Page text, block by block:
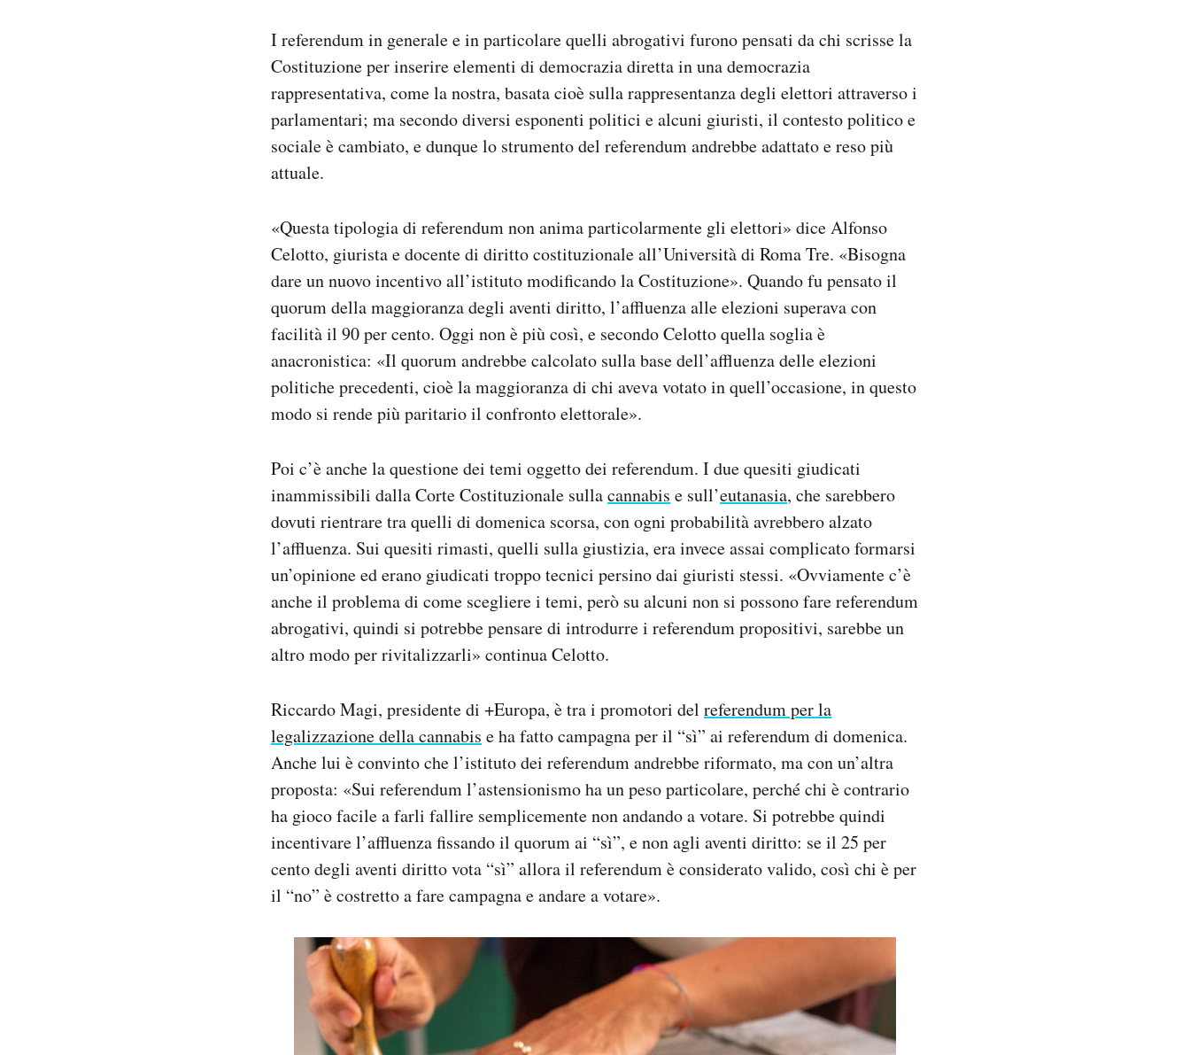
I referendum in generale e in particolare quelli abrogativi furono pensati da chi scrisse la
Costituzione per inserire elementi di democrazia diretta in una democrazia
rappresentativa, come la nostra, basata cioè sulla rappresentanza degli elettori attraverso i
parlamentari; ma secondo diversi esponenti politici e alcuni giuristi, il contesto politico e
sociale è cambiato, e dunque lo strumento del referendum andrebbe adattato e reso più
attuale.
«Questa tipologia di referendum non anima particolarmente gli elettori» dice Alfonso
Celotto, giurista e docente di diritto costituzionale all’Università di Roma Tre. «Bisogna
dare un nuovo incentivo all’istituto modificando la Costituzione». Quando fu pensato il
quorum della maggioranza degli aventi diritto, l’affluenza alle elezioni superava con
facilità il 90 per cento. Oggi non è più così, e secondo Celotto quella soglia è
anacronistica: «Il quorum andrebbe calcolato sulla base dell’affluenza delle elezioni
politiche precedenti, cioè la maggioranza di chi aveva votato in quell’occasione, in questo
modo si rende più paritario il confronto elettorale».
Poi c’è anche la questione dei temi oggetto dei referendum. I due quesiti giudicati
inammissibili dalla Corte Costituzionale sullacannabis e sull’eutanasia, che sarebbero
dovuti rientrare tra quelli di domenica scorsa, con ogni probabilità avrebbero alzato
l’affluenza. Sui quesiti rimasti, quelli sulla giustizia, era invece assai complicato formarsi
un’opinione ed erano giudicati troppo tecnici persino dai giuristi stessi. «Ovviamente c’è
anche il problema di come scegliere i temi, però su alcuni non si possono fare referendum
abrogativi, quindi si potrebbe pensare di introdurre i referendum propositivi, sarebbe un
altro modo per rivitalizzarli» continua Celotto.
Riccardo Magi, presidente di +Europa, è tra i promotori del referendum per la
legalizzazione della cannabis e ha fatto campagna per il “sì” ai referendum di domenica.
Anche lui è convinto che l’istituto dei referendum andrebbe riformato, ma con un’altra
proposta: «Sui referendum l’astensionismo ha un peso particolare, perché chi è contrario
ha gioco facile a farli fallire semplicemente non andando a votare. Si potrebbe quindi
incentivare l’affluenza fissando il quorum ai “sì”, e non agli aventi diritto: se il 25 per
cento degli aventi diritto vota “sì” allora il referendum è considerato valido, così chi è per
il “no” è costretto a fare campagna e andare a votare».